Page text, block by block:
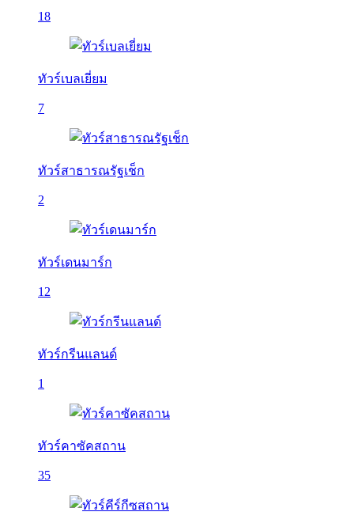
18
ทัวร์เบลเยี่ยม
7
ทัวร์สาธารณรัฐเช็ก
2
ทัวร์เดนมาร์ก
12
ทัวร์กรีนแลนด์
1
ทัวร์คาซัคสถาน
35